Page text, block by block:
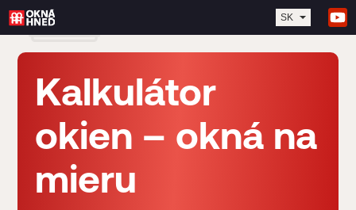
SK
Kalkulátor
okien – okná na
mieru